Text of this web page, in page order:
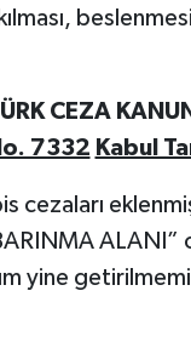
CEZA
7332 Kabul
cezaları
yine